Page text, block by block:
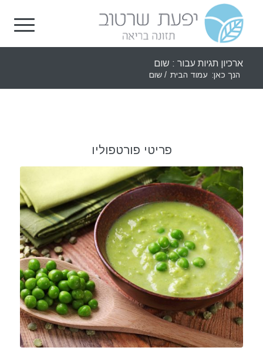
ארכיון תגיות עבור : שום
הנך כאן: עמוד הבית / שום
פריטי פורטפוליו